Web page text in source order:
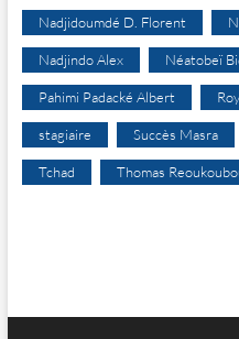
Nadjidoumdé D. Florent
Nadjindo Alex Néatobeï
Pahimi Padacké Albert
stagiaire Succès Masra
Tchad Thomas